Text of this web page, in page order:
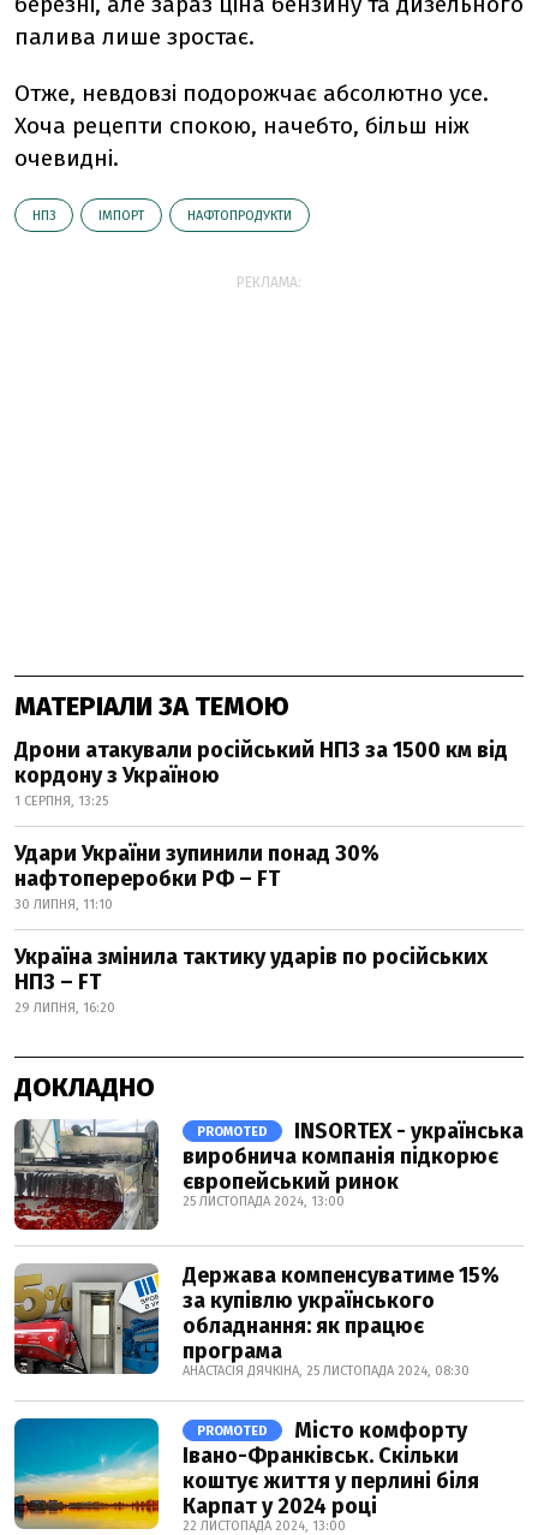
палива лише зростає.
Отже, невдовзі подорожчає абсолютно усе.
Хоча рецепти спокою, начебто, більш ніж
очевидні.
НПЗ ІМПОРТ НАФТОПРОДУКТИ
РЕКЛАМА:
МАТЕРІАЛИ ЗА ТЕМОЮ
Дрони атакували російський НПЗ за 1500 км від
кордону з Україною
1 СЕРПНЯ, 13:25
Удари України зупинили понад 30%
нафтопереробки РФ – FT
30 ЛИПНЯ, 11:10
Україна змінила тактику ударів по російських
НПЗ – FT
29 ЛИПНЯ, 16:20
ДОКЛАДНО
PROMOTED
INSORTEX - українська
виробнича компанія підкорює
європейський ринок
25 ЛИСТОПАДА 2024, 13:00
Держава компенсуватиме 15%
за купівлю українського
обладнання: як працює
програма
АНАСТАСІЯ ДЯЧКІНА, 25 ЛИСТОПАДА 2024, 08:30
PROMOTED
Місто комфорту
Івано-Франківськ. Скільки
коштує життя у перлині біля
Карпат у 2024 році
22 ЛИСТОПАДА 2024, 13:00